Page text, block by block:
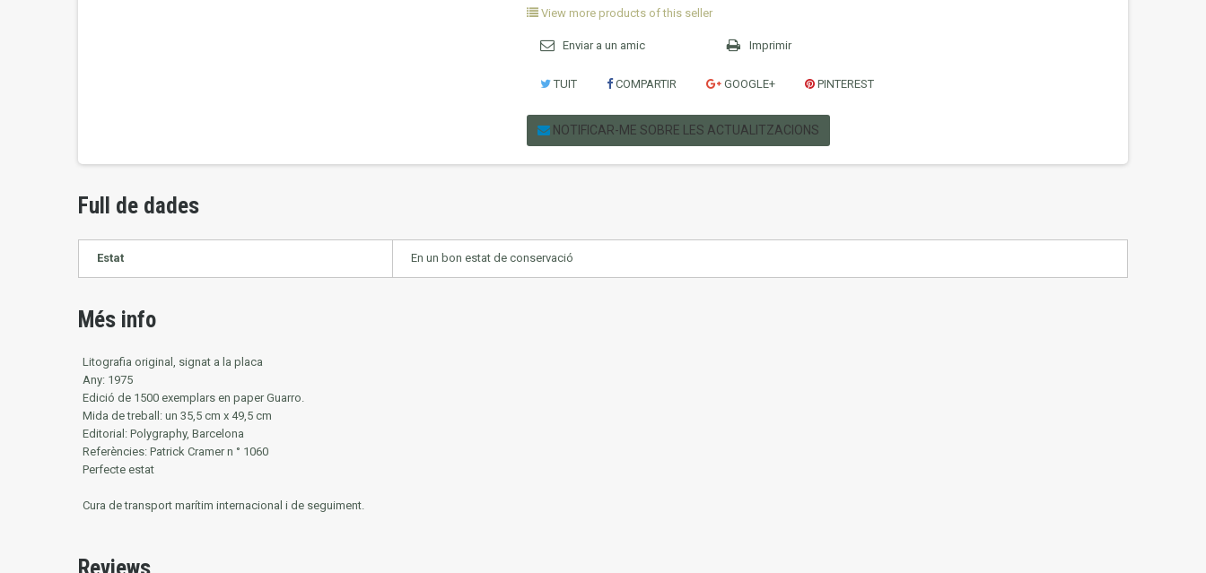
View more products of this seller
Enviar a un amic Imprimir
TUIT COMPARTIR GOOGLE+ PINTEREST
NOTIFICAR-ME SOBRE LES ACTUALITZACIONS
Full de dades
Estat En un bon estat de conservació
Més info
Litografia original, signat a la placa
Any: 1975
Edició de 1500 exemplars en paper Guarro.
Mida de treball: un 35,5 cm x 49,5 cm
Editorial: Polygraphy, Barcelona
Referències: Patrick Cramer n ° 1060
Perfecte estat
Cura de transport marítim internacional i de seguiment.